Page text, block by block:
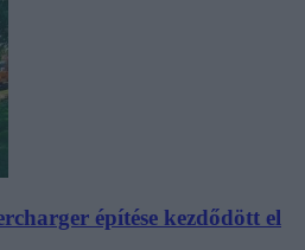
építése kezdődött el